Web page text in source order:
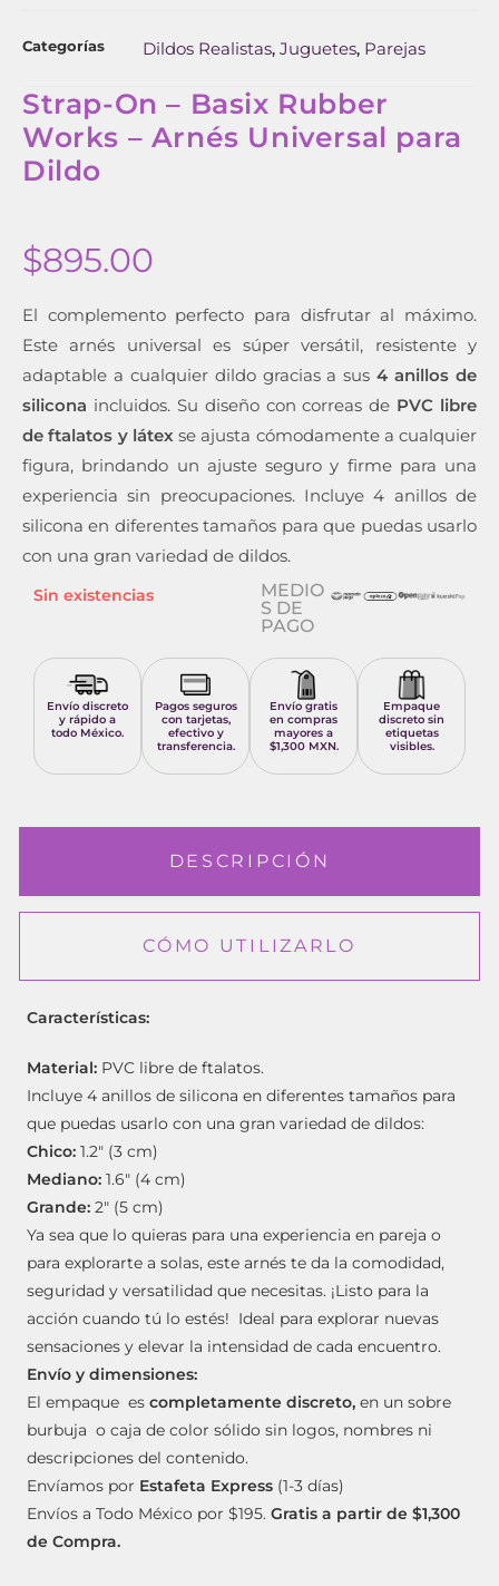
Categorías Dildos Realistas, Juguetes, Parejas
Strap-On – Basix Rubber
Works – Arnés Universal para
Dildo
$895.00
El complemento perfecto para disfrutar al máximo.
Este arnés universal es súper versátil, resistente y
adaptable a cualquier dildo gracias a sus4 anillos de
silicona incluidos. Su diseño con correas de PVC libre
de ftalatos y látex se ajusta cómodamente a cualquier
figura, brindando un ajuste seguro y firme para una
experiencia sin preocupaciones. Incluye 4 anillos de
silicona en diferentes tamaños para que puedas usarlo
con una gran variedad de dildos.
Sin existencias
MEDIO
S DE
PAGO
Envío discreto
y rápido a
todo México.
Pagos seguros
con tarjetas,
efectivo y
transferencia.
Envío gratis
en compras
mayores a
$1,300 MXN.
Empaque
discreto sin
etiquetas
visibles.
DESCRIPCIÓN
CÓMO UTILIZARLO
Características:
Material: PVC libre de ftalatos.
Incluye 4 anillos de silicona en diferentes tamaños para
que puedas usarlo con una gran variedad de dildos:
Chico: 1.2″ (3 cm)
Mediano: 1.6″ (4 cm)
Grande: 2″ (5 cm)
Ya sea que lo quieras para una experiencia en pareja o
para explorarte a solas, este arnés te da la comodidad,
seguridad y versatilidad que necesitas. ¡Listo para la
acción cuando tú lo estés! Ideal para explorar nuevas
sensaciones y elevar la intensidad de cada encuentro.
Envío y dimensiones:
El empaque es completamente discreto, en un sobre
burbuja o caja de color sólido sin logos, nombres ni
descripciones del contenido.
Envíamos por Estafeta Express (1-3 días)
Envíos a Todo México por $195. Gratis a partir de $1,300
de Compra.